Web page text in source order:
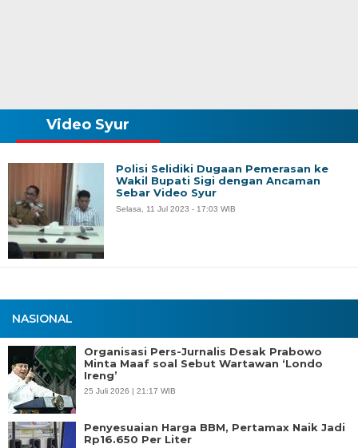
NASIONAL
Organisasi Pers-Jurnalis Desak Prabowo
Minta Maaf soal Sebut Wartawan ‘Londo
Ireng’
25 Juli 2026 | 21:17 WIB
Penyesuaian Harga BBM, Pertamax Naik Jadi
Rp16.650 Per Liter
Video Syur
Polisi Selidiki Dugaan Pemerasan ke
Wakil Bupati Sigi dengan Ancaman
Sebar Video Syur
Selasa, 11 Jul 2023 - 17:03 WIB